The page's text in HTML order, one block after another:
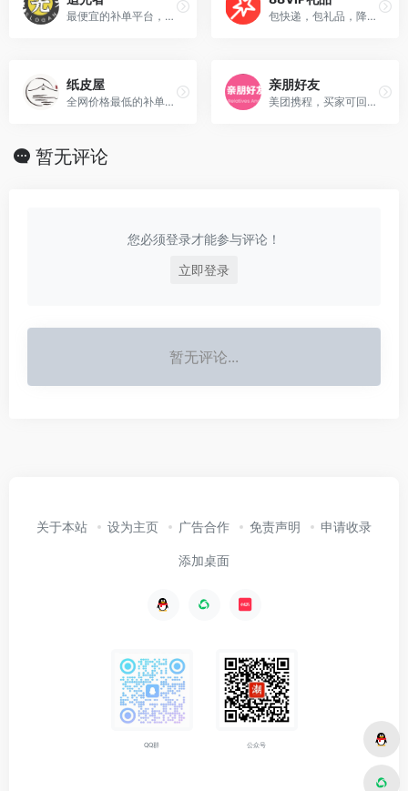
最便宜的补单平台，引流老客户资源，一机一号一IP，根据GPS和IP判断买家，并根据平台算法控制关联，商返，平台返，代付三模式一体平台，全网独家首创！！！为您的资金，店铺保驾护航！平台实时验号，多链接（一拖几）不加费用！【25年3月18日收录，自行诊断】 包快递，包礼品，降权包赔！ 买家控制：只提供礼品不提供佣金给买家！杜绝职业S手存在，减少买家关联性与重复性！ 买家引流：公司创建了强大的买家引流部门，买家均是从公司店铺好评返现老客户资源，权重高！【25年3月28日收录，自行诊断】
纸皮屋
全网价格最低的补单平台，透视深度验号技术独步业内，所有买号数据皆可查看，周、月下单数，性别、年龄（免费透视查号），一人一号，永不复购，补单功能强大，平台操作简单 【25年1月11日收录，自行诊断】
亲朋好友
美团携程，买家可回传核销码，千单秒接，抖店。 单单出评，出体验分，淘系清洗低于5%，出体验 分，为未来铺路的台子!我们希望能打造一个比。 较靠谱的平台，完美解决清洗，以及不计入真实 订单问题!支持商家代付 平台降权清洗赔付，赔付标准:1，资源不可混 用，清洗订单中超过两单别的地方的订单不赔付 【26年7月30日收录，自行诊断】
暂无评论
您必须登录才能参与评论！
立即登录
暂无评论...
关于本站 设为主页 广告合作 免责声明 申请收录
添加桌面
QQ群 公众号